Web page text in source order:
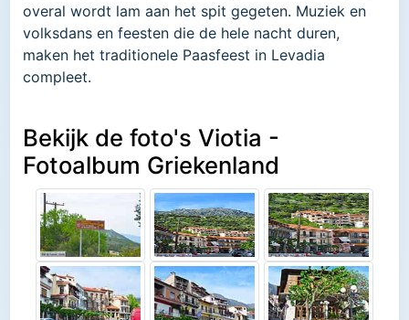
overal wordt lam aan het spit gegeten. Muziek en
volksdans en feesten die de hele nacht duren,
maken het traditionele Paasfeest in Levadia
compleet.
Bekijk de foto's Viotia -
Fotoalbum Griekenland